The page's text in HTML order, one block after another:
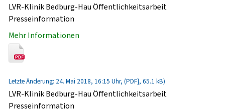
LVR-Klinik Bedburg-Hau Öffentlichkeitsarbeit
Presseinformation
Mehr Informationen
Letzte Änderung: 24. Mai 2018, 16:15 Uhr, (PDF}, 65.1 kB)
LVR-Klinik Bedburg-Hau Öffentlichkeitsarbeit
Presseinformation